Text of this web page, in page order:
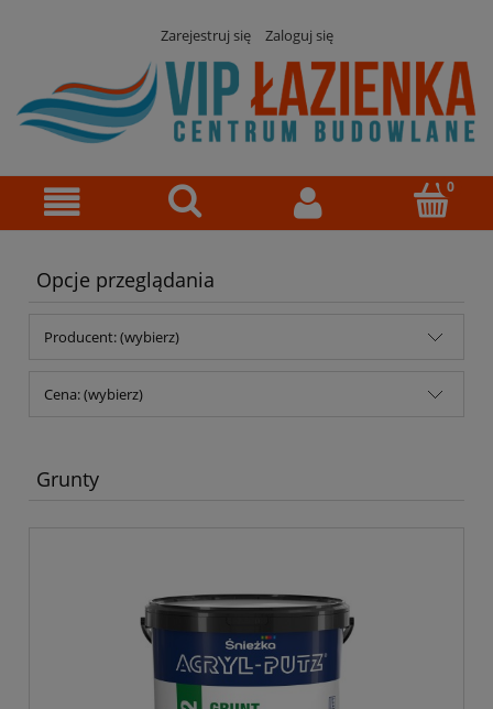
Zarejestruj się Zaloguj się
Opcje przeglądania
Producent: (wybierz)
Cena: (wybierz)
Grunty